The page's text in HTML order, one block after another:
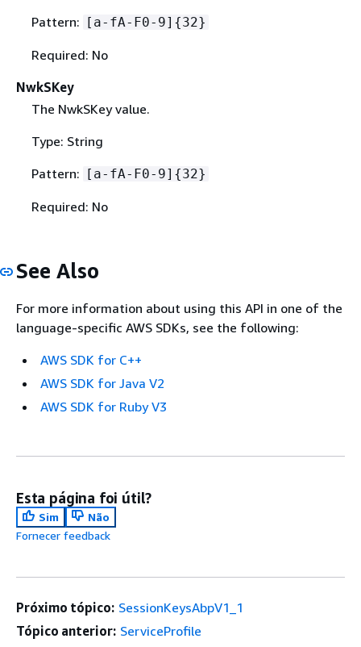
Pattern: [a-fA-F0-9] {32}
Required: No
NwkSKey
The NwkSKey value.
Type: String
Pattern: [a-fA-F0-9] {32}
Required: No
See Also
For more information about using this API in one of the
language-specific AWS SDKs, see the following:
AWS SDK for C++
AWS SDK for Java V2
AWS SDK for Ruby V3
Esta página foi útil?
Sim
Não
Fornecer feedback
Próximo tópico: SessionKeysAbpV1_1
Tópico anterior: ServiceProfile